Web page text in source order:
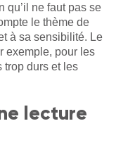
qu’il ne faut pas se
le thème de
à sa sensibilité. Le
exemple, pour les
trop durs et les
lecture